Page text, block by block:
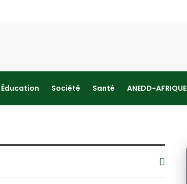
Éducation Société Santé ANEDD-AFRIQUE